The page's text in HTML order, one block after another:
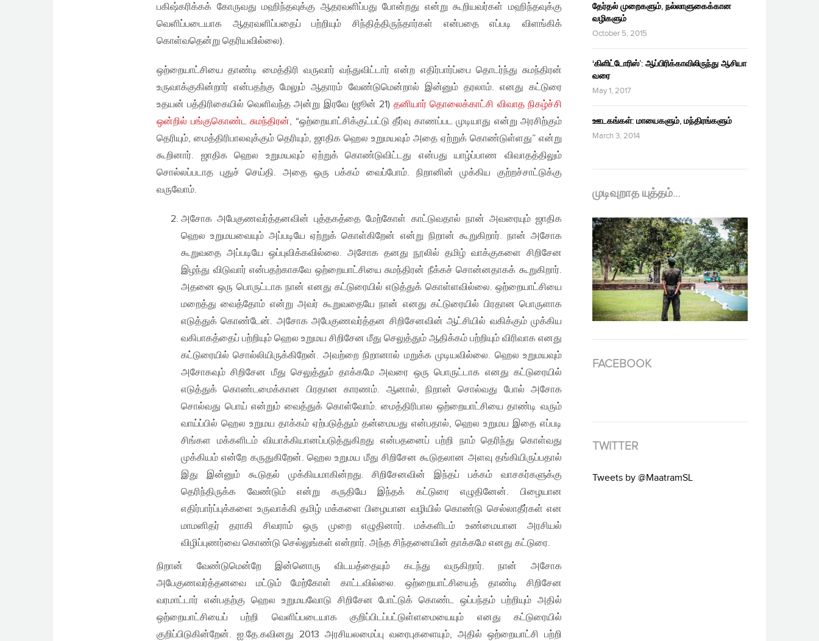
பகிஷ்கரிக்கக் கோருவது மஹிந்தவுக்கு ஆதரவளிப்பது போன்றது என்று கூறியவர்கள் மஹிந்தவுக்கு
வெளிப்படையாக ஆதரவளிப்பதைப் பற்றியும் சிந்தித்திருந்தார்கள் என்பதை எப்படி விளங்கிக்
கொள்வதென்று தெரியவில்லை).
ஒற்றையாட்சியை தாண்டி மைத்திரி வருவார் வந்துவிட்டார் என்ற எதிர்பார்ப்பை தொடர்ந்து சுமந்திரன்
உருவாக்குகின்றார் என்பதற்கு மேலும் ஆதாரம் வேண்டுமென்றால் இன்னும் தரலாம். எனது கட்டுரை
உதயன் பத்திரிகையில் வெளிவந்த அன்று இரவே (ஜூன் 21) தனியார் தொலைக்காட்சி விவாத நிகழ்ச்சி
ஒன்றில் பங்குகொண்ட சுமந்திரன், “ஒற்றையாட்சிக்குட்பட்டு தீர்வு காணப்பட முடியாது என்று அரசிற்கும்
தெரியும், மைத்திரிபாலவுக்கும் தெரியும், ஜாதிக ஹெல உறுமயவும் அதை ஏற்றுக் கொண்டுள்ளது” என்று
கூறினார். ஜாதிக ஹெல உறுமயவும் ஏற்றுக் கொண்டுவிட்டது என்பது யாழ்ப்பாண விவாதத்திலும்
சொல்லப்படாத புதுச் செய்தி. அதை ஒரு பக்கம் வைப்போம். நிறானின் முக்கிய குற்றச்சாட்டுக்கு
வருவோம்.
அசோக அபேகுணவர்த்தனவின் புத்தகத்தை மேற்கோள் காட்டுவதால் நான் அவரையும் ஜாதிக
ஹெல உறுமயவையும் அப்படியே ஏற்றுக் கொள்கிறேன் என்று நிறான் கூறுகிறார். நான் அசோக
கூறுவதை அப்படியே ஒப்புவிக்கவில்லை. அசோக தனது நூலில் தமிழ் வாக்குகளை சிறிசேன
இழந்து விடுவார் என்பதற்காகவே ஒற்றையாட்சியை சுமந்திரன் நீக்கச் சொன்னதாகக் கூறுகிறார்.
அதனை ஒரு பொருட்டாக நான் எனது கட்டுரையில் எடுத்துக் கொள்ளவில்லை. ஒற்றையாட்சியை
மறைத்து வைத்தோம் என்று அவர் கூறுவதையே நான் எனது கட்டுரையில் பிரதான பொருளாக
எடுத்துக் கொண்டேன். அசோக அபேகுணவர்த்தன சிறிசேனவின் ஆட்சியில் வகிக்கும் முக்கிய
வகிபாகத்தைப் பற்றியும் ஹெல உறுமய சிறிசேன மீது செலுத்தும் ஆதிக்கம் பற்றியும் விரிவாக எனது
கட்டுரையில் சொல்லியிருக்கிறேன். அவற்றை நிறானால் மறுக்க முடியவில்லை. ஹெல உறுமயவும்
அசோகவும் சிறிசேன மீது செலுத்தும் தாக்கமே அவரை ஒரு பொருட்டாக எனது கட்டுரையில்
எடுத்துக் கொண்டமைக்கான பிரதான காரணம். ஆனால், நிறான் சொல்வது போல் அசோக
சொல்வது பொய் என்றும் வைத்துக் கொள்வோம். மைத்திரிபால ஒற்றையாட்சியை தாண்டி வரும்
வாய்ப்பில் ஹெல உறுமய தாக்கம் ஏற்படுத்தும் தன்மையது என்பதால், ஹெல உறுமய இதை எப்படி
சிங்கள மக்களிடம் வியாக்கியானப்படுத்துகிறது என்பதனைப் பற்றி நாம் தெரிந்து கொள்வது
முக்கியம் என்றே கருதுகிறேன். ஹெல உறுமய மீது சிறிசேன கூடுதலான அளவு தங்கியிருப்பதால்
இது இன்னும் கூடுதல் முக்கியமாகின்றது. சிறிசேனவின் இந்தப் பக்கம் வாசகர்களுக்கு
தெரிந்திருக்க வேண்டும் என்று கருதியே இந்தக் கட்டுரை எழுதினேன். பிழையான
எதிர்பார்ப்புக்களை உருவாக்கி தமிழ் மக்களை பிழையான வழியில் கொண்டு செல்லாதீர்கள் என
மாமனிதர் தராகி சிவராம் ஒரு முறை எழுதினார். மக்களிடம் உண்மையான அரசியல்
விழிப்புணர்வை கொண்டு செல்லுங்கள் என்றார். அந்த சிந்தனையின் தாக்கமே எனது கட்டுரை.
நிறான் வேண்டுமென்றே இன்னொரு விடயத்தையும் கடந்து வருகிறார். நான் அசோக
அபேகுணவர்த்தனவை மட்டும் மேற்கோள் காட்டவில்லை. ஒற்றையாட்சியைத் தாண்டி சிறிசேன
வரமாட்டார் என்பதற்கு ஹெல உறுமயவோடு சிறிசேன போட்டுக் கொண்ட ஒப்பந்தம் பற்றியும் அதில்
ஒற்றையாட்சியைப் பற்றி வெளிப்படையாக குறிப்பிடப்பட்டுள்ளமையையும் எனது கட்டுரையில்
குறிப்பிடுகின்றேன். ஐ.தே.கவினது 2013 அரசியலமைப்பு வரைபுகளையும், அதில் ஒற்றையாட்சி பற்றி
தேர்தல் முறைகளும், நல்லாளுகைக்கான
வழிகளும்
October 5, 2015
‘கிளிட்டோரிஸ்’: ஆப்பிரிக்காவிலிருந்து ஆசியா
வரை
May 1, 2017
ஊடகங்கள்: மாயைகளும், மந்திரங்களும்
March 3, 2014
முடிவுறாத யுத்தம்…
FACEBOOK
TWITTER
Tweets by @MaatramSL